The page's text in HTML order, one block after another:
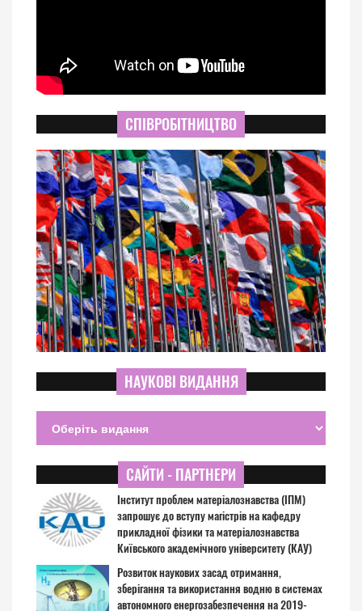
СПІВРОБІТНИЦТВО
НАУКОВІ ВИДАННЯ
САЙТИ - ПАРТНЕРИ
Інститут проблем матеріалознавства (ІПМ)
запрошує до вступу магістрів на кафедру
прикладної фізики та матеріалознавства
Київського академічного університету (КАУ)
Розвиток наукових засад отримання,
зберігання та використання водню в системах
автономного енергозабезпечення на 2019-